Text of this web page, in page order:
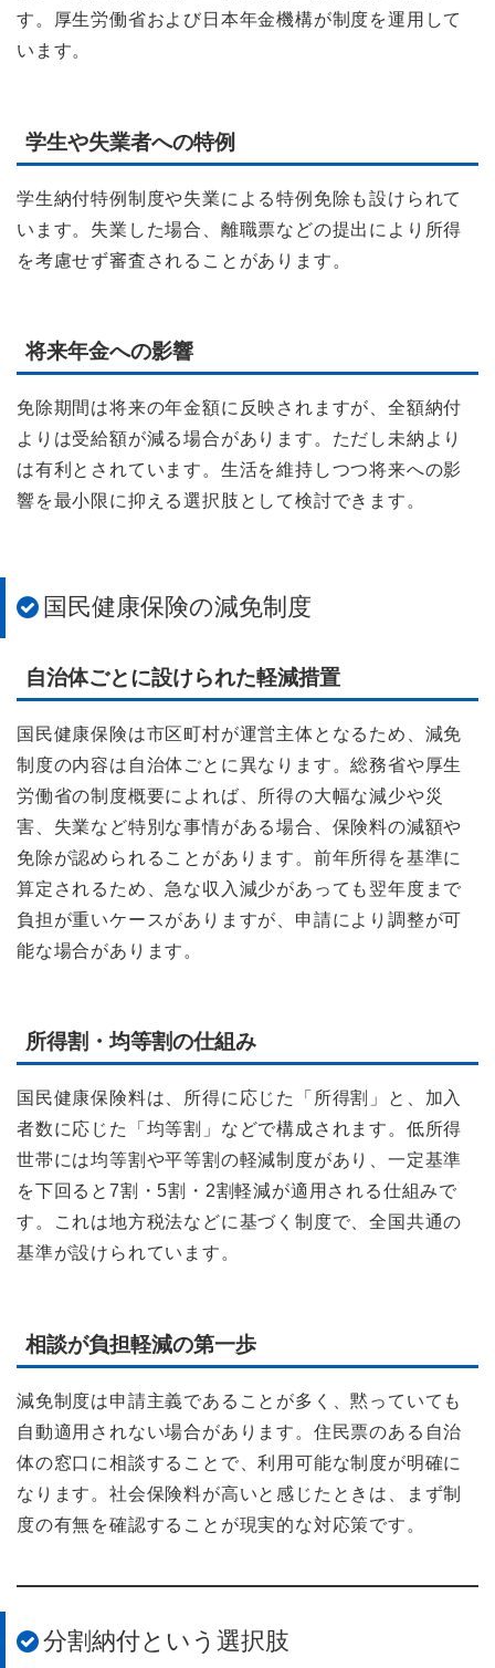
す。厚生労働省および日本年金機構が制度を運用して
います。
学生や失業者への特例
学生納付特例制度や失業による特例免除も設けられて
います。失業した場合、離職票などの提出により所得
を考慮せず審査されることがあります。
将来年金への影響
免除期間は将来の年金額に反映されますが、全額納付
よりは受給額が減る場合があります。ただし未納より
は有利とされています。生活を維持しつつ将来への影
響を最小限に抑える選択肢として検討できます。
国民健康保険の減免制度
自治体ごとに設けられた軽減措置
国民健康保険は市区町村が運営主体となるため、減免
制度の内容は自治体ごとに異なります。総務省や厚生
労働省の制度概要によれば、所得の大幅な減少や災
害、失業など特別な事情がある場合、保険料の減額や
免除が認められることがあります。前年所得を基準に
算定されるため、急な収入減少があっても翌年度まで
負担が重いケースがありますが、申請により調整が可
能な場合があります。
所得割・均等割の仕組み
国民健康保険料は、所得に応じた「所得割」と、加入
者数に応じた「均等割」などで構成されます。低所得
世帯には均等割や平等割の軽減制度があり、一定基準
を下回ると7割・5割・2割軽減が適用される仕組みで
す。これは地方税法などに基づく制度で、全国共通の
基準が設けられています。
相談が負担軽減の第一歩
減免制度は申請主義であることが多く、黙っていても
自動適用されない場合があります。住民票のある自治
体の窓口に相談することで、利用可能な制度が明確に
なります。社会保険料が高いと感じたときは、まず制
度の有無を確認することが現実的な対応策です。
分割納付という選択肢